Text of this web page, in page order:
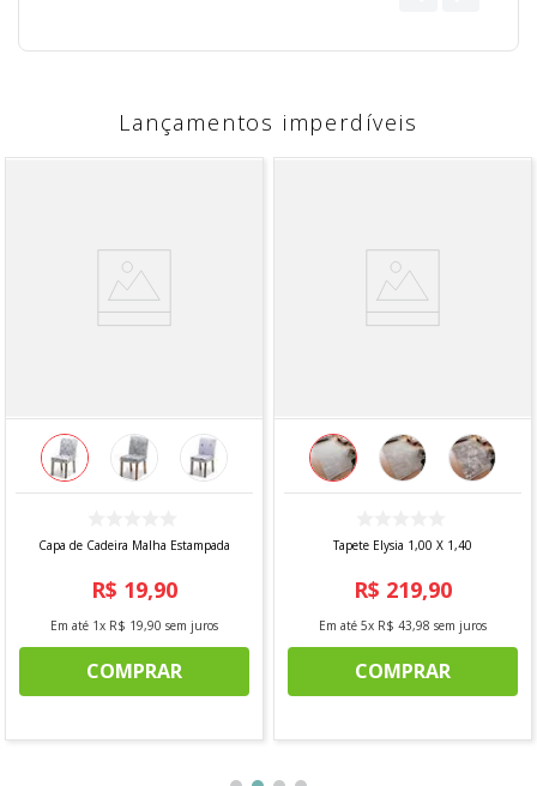
Lançamentos imperdíveis
Capa de Cadeira Malha Estampada
R$ 19,90
Em até 1x R$ 19,90 sem juros
COMPRAR
Tapete Elysia 1,00 X 1,40
R$ 219,90
Em até 5x R$ 43,98 sem juros
COMPRAR